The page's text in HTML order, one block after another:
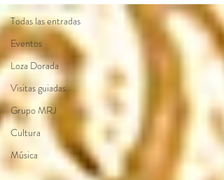
Todas las entradas
Eventos
Loza Dorada
Visitas guiadas
Grupo MRJ
Cultura
Música